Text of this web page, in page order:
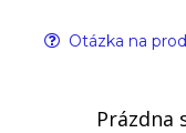
Otázka na
Prázdna